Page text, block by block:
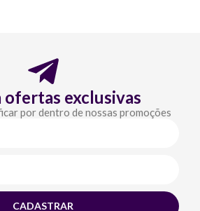
ofertas exclusivas
por dentro de nossas promoções